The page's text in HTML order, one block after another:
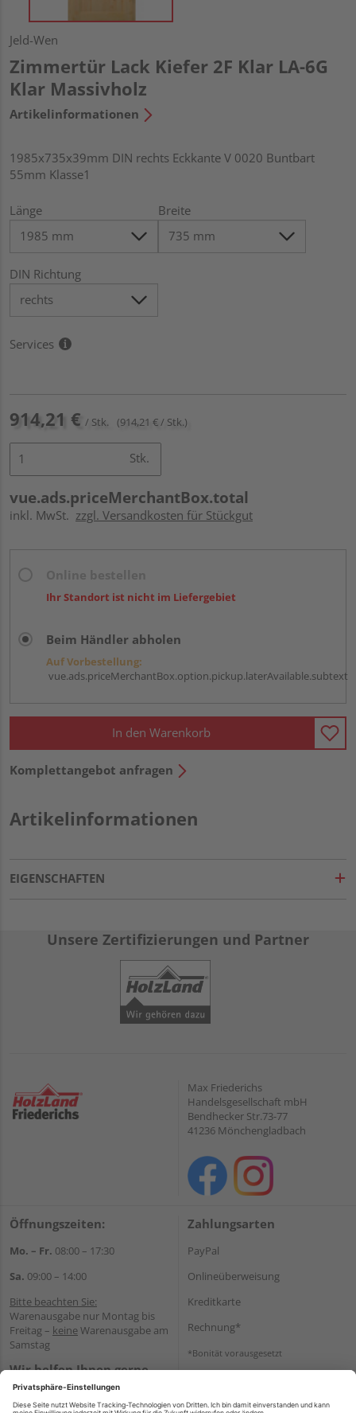
Jeld-Wen
Zimmertür Lack Kiefer 2F Klar LA-6G
Klar Massivholz
Artikelinformationen
1985x735x39mm DIN rechts Eckkante V 0020 Buntbart
55mm Klasse1
Länge Breite
DIN Richtung
Services
914,21 € / Stk. (914,21 € / Stk.)
Stk.
vue.ads.priceMerchantBox.total
inkl. MwSt. zzgl. Versandkosten für Stückgut
Ihr Standort ist nicht im Liefergebiet
Beim Händler abholen
Auf Vorbestellung:
vue.ads.priceMerchantBox.option.pickup.laterAvailable.subtext
In den Warenkorb
Komplettangebot anfragen
Artikelinformationen
EIGENSCHAFTEN
Unsere Zertifizierungen und Partner
Max Friederichs
Handelsgesellschaft mbH
Bendhecker Str.73-77
41236 Mönchengladbach
Öffnungszeiten:
Mo. – Fr. 08:00 – 17:30
Sa. 09:00 – 14:00
Bitte beachten Sie:
Warenausgabe nur Montag bis
Freitag – keineWarenausgabe am
Samstag
Wir helfen Ihnen gerne
weiter
Tel.:+49 2166 9199137
Zahlungsarten
PayPal
Onlineüberweisung
Kreditkarte
Rechnung*
*Bonität vorausgesetzt